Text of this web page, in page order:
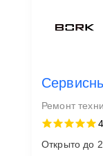
Ремонт
Открыто до